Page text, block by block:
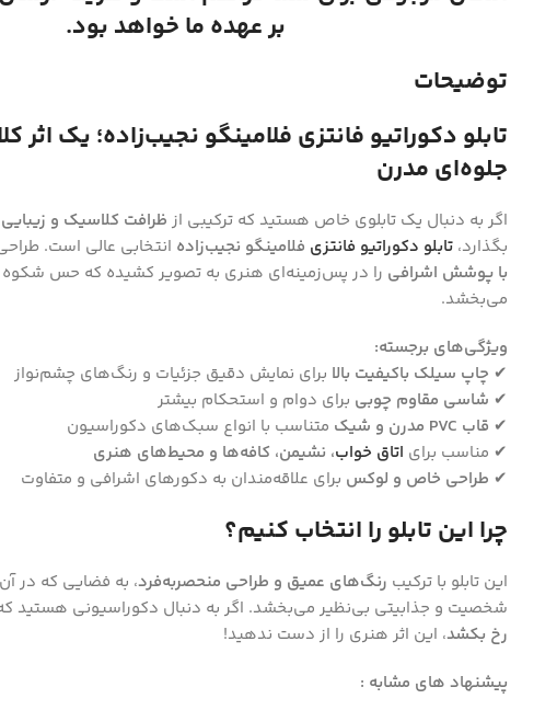
بر عهده ما خواهد بود.
توضیحات
تابلو دکوراتیو فانتزی فلامینگو نجیب‌زاده؛ یک اثر
جلوه‌ای مدرن
اگر به دنبال یک تابلوی خاص هستید که ترکیبی از ظرافت کلاسیک و
بگذارد، تابلو دکوراتیو فانتزی فلامینگو نجیب‌زاده انتخابی عالی است. طراحی
با پوشش اشرافی را در پس‌زمینه‌ای هنری به تصویر کشیده که حس شکوه
می‌بخشد.
ویژگی‌های برجسته:
✔ چاپ سیلک باکیفیت بالا برای نمایش دقیق جزئیات و رنگ‌های چشم‌نواز
✔ شاسی مقاوم چوبی برای دوام و استحکام بیشتر
✔ قاب PVC مدرن و شیک
متناسب با انواع سبک‌های دکوراسیون
✔ مناسب برای اتاق خواب، نشیمن، کافه‌ها و محیط‌های هنری
✔ طراحی خاص و لوکس برای علاقه‌مندان به دکورهای اشرافی و متفاوت
چرا این تابلو را انتخاب کنیم؟
این تابلو با ترکیب رنگ‌های عمیق و طراحی منحصربه‌فرد، به فضایی که در
شخصیت و جذابیتی بی‌نظیر می‌بخشد. اگر به دنبال دکوراسیونی هستید
رخ بکشد، این اثر هنری را از دست ندهید!
پیشنهاد های مشابه :